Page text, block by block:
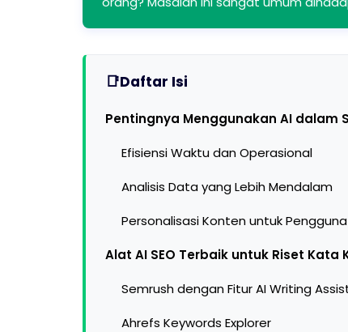
Daftar Isi
Pentingnya Menggunakan AI dalam
Efisiensi Waktu dan Operasional
Analisis Data yang Lebih Mendalam
Personalisasi Konten untuk Pengguna
Alat AI SEO Terbaik untuk Riset Kata
Semrush dengan Fitur AI Writing
Ahrefs Keywords Explorer